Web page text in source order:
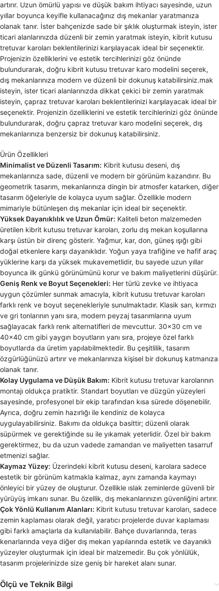
artırır. Uzun ömürlü yapısı ve düşük bakım ihtiyacı sayesinde, uzun
yıllar boyunca keyifle kullanacağınız dış mekanlar yaratmanıza
olanak tanır. İster bahçenizde sade bir şıklık oluşturmak isteyin, ister
ticari alanlarınızda düzenli bir zemin yaratmak isteyin, kibrit kutusu
tretuvar karoları beklentilerinizi karşılayacak ideal bir seçenektir.
Projenizin özelliklerini ve estetik tercihlerinizi göz önünde
bulundurarak, doğru kibrit kutusu tretuvar karo modelini seçerek,
dış mekanlarınıza modern ve düzenli bir dokunuş katabilirsiniz.mak
isteyin, ister ticari alanlarınızda dikkat çekici bir zemin yaratmak
isteyin, çapraz tretuvar karoları beklentilerinizi karşılayacak ideal bir
seçenektir. Projenizin özelliklerini ve estetik tercihlerinizi göz önünde
bulundurarak, doğru çapraz tretuvar karo modelini seçerek, dış
mekanlarınıza benzersiz bir dokunuş katabilirsiniz.
Ürün Özellikleri
Minimalist ve Düzenli Tasarım: Kibrit kutusu deseni, dış
mekanlarınıza sade, düzenli ve modern bir görünüm kazandırır. Bu
geometrik tasarım, mekanlarınıza dingin bir atmosfer katarken, diğer
tasarım öğeleriyle de kolayca uyum sağlar. Özellikle modern
mimariyle bütünleşen dış mekanlar için ideal bir seçenektir.
Yüksek Dayanıklılık ve Uzun Ömür: Kaliteli beton malzemeden
üretilen kibrit kutusu tretuvar karoları, zorlu dış mekan koşullarına
karşı üstün bir direnç gösterir. Yağmur, kar, don, güneş ışığı gibi
doğal etkenlere karşı dayanıklıdır. Yoğun yaya trafiğine ve hafif araç
yüklerine karşı da yüksek mukavemetlidir, bu sayede uzun yıllar
boyunca ilk günkü görünümünü korur ve bakım maliyetlerini düşürür.
Geniş Renk ve Boyut Seçenekleri: Her türlü zevke ve ihtiyaca
uygun çözümler sunmak amacıyla, kibrit kutusu tretuvar karoları
farklı renk ve boyut seçenekleriyle sunulmaktadır. Klasik sarı, kırmızı
ve gri tonlarının yanı sıra, modern peyzaj tasarımlarına uyum
sağlayacak farklı renk alternatifleri de mevcuttur. 30×30 cm ve
40×40 cm gibi yaygın boyutların yanı sıra, projeye özel farklı
boyutlarda da üretim yapılabilmektedir. Bu çeşitlilik, tasarım
özgürlüğünüzü artırır ve mekanlarınıza kişisel bir dokunuş katmanıza
olanak tanır.
Kolay Uygulama ve Düşük Bakım: Kibrit kutusu tretuvar karolarının
montajı oldukça pratiktir. Standart boyutları ve düzgün yüzeyleri
sayesinde, profesyonel bir ekip tarafından kısa sürede döşenebilir.
Ayrıca, doğru zemin hazırlığı ile kendiniz de kolayca
uygulayabilirsiniz. Bakımı da oldukça basittir; düzenli olarak
süpürmek ve gerektiğinde su ile yıkamak yeterlidir. Özel bir bakım
gerektirmez, bu da uzun vadede zamandan ve maliyetten tasarruf
etmenizi sağlar.
Kaymaz Yüzey: Üzerindeki kibrit kutusu deseni, karolara sadece
estetik bir görünüm katmakla kalmaz, aynı zamanda kaymayı
önleyici bir yüzey de oluşturur. Özellikle ıslak zeminlerde güvenli bir
yürüyüş imkanı sunar. Bu özellik, dış mekanlarınızın güvenliğini artırır.
Çok Yönlü Kullanım Alanları: Kibrit kutusu tretuvar karoları, sadece
zemin kaplaması olarak değil, yaratıcı projelerde duvar kaplaması
gibi farklı amaçlarla da kullanılabilir. Bahçe duvarlarında, teras
kenarlarında veya diğer dış mekan yapılarında estetik ve dayanıklı
yüzeyler oluşturmak için ideal bir malzemedir. Bu çok yönlülük,
tasarım projelerinizde size geniş bir hareket alanı sunar.
Ölçü ve Teknik Bilgi